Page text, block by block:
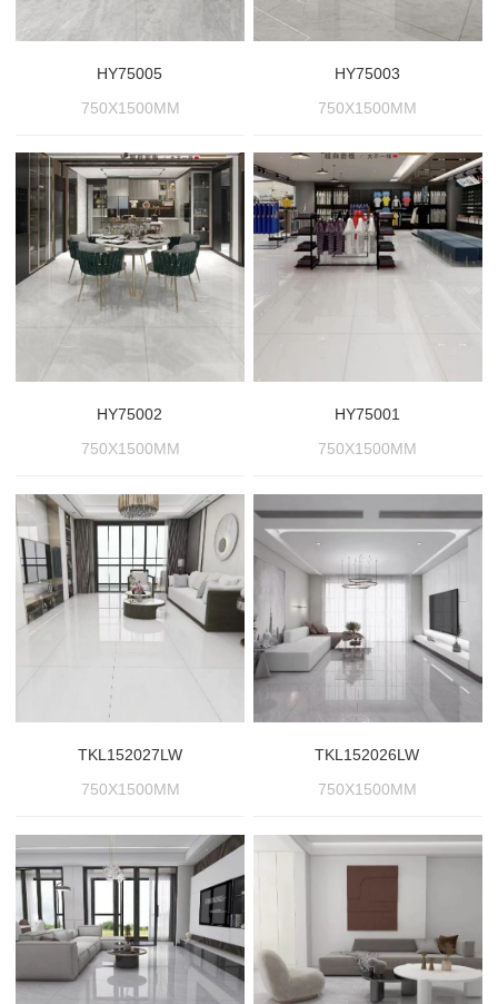
HY75005
750X1500MM
HY75003
750X1500MM
HY75002
750X1500MM
HY75001
750X1500MM
TKL152027LW
750X1500MM
TKL152026LW
750X1500MM